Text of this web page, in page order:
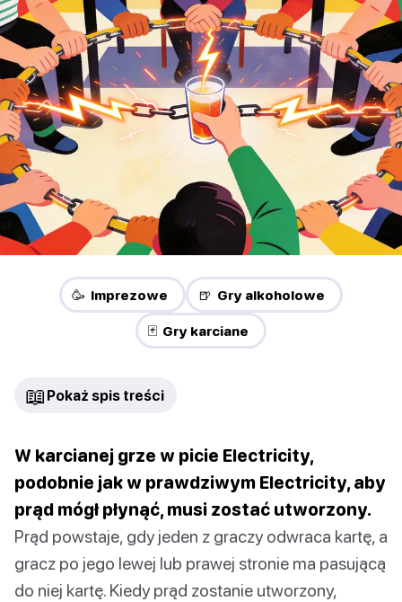
🥳 Imprezowe 🍺 Gry alkoholowe
🃏 Gry karciane
📖 Pokaż spis treści
W karcianej grze w picie Electricity,
podobnie jak w prawdziwym Electricity, aby
prąd mógł płynąć, musi zostać utworzony.
Prąd powstaje, gdy jeden z graczy odwraca kartę, a
gracz po jego lewej lub prawej stronie ma pasującą
do niej kartę. Kiedy prąd zostanie utworzony,